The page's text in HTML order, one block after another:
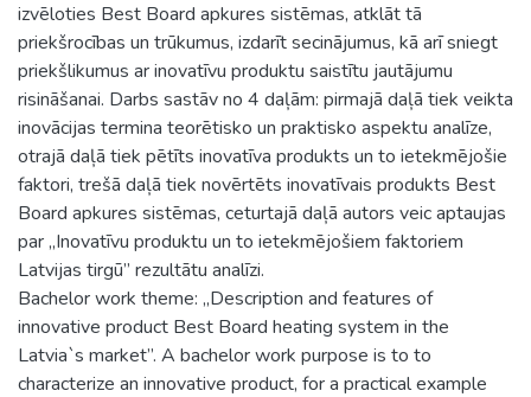
izvēloties Best Board apkures sistēmas, atklāt tā
priekšrocības un trūkumus, izdarīt secinājumus, kā arī sniegt
priekšlikumus ar inovatīvu produktu saistītu jautājumu
risināšanai. Darbs sastāv no 4 daļām: pirmajā daļā tiek veikta
inovācijas termina teorētisko un praktisko aspektu analīze,
otrajā daļā tiek pētīts inovatīva produkts un to ietekmējošie
faktori, trešā daļā tiek novērtēts inovatīvais produkts Best
Board apkures sistēmas, ceturtajā daļā autors veic aptaujas
par „Inovatīvu produktu un to ietekmējošiem faktoriem
Latvijas tirgū” rezultātu analīzi.
Bachelor work theme: „Description and features of
innovative product Best Board heating system in the
Latvia`s market”. A bachelor work purpose is to to
characterize an innovative product, for a practical example